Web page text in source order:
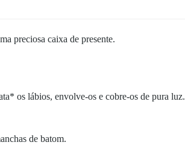
preciosa caixa de presente.
os lábios, envolve-os e cobre-os de pura luz.
de batom.